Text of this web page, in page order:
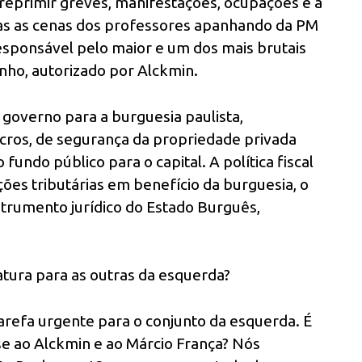
as cenas dos professores apanhando da PM
pelo maior e um dos mais brutais
autorizado por Alckmin.
para a burguesia paulista,
de segurança da propriedade privada
fundo público para o capital. A política fiscal
tributárias em benefício da burguesia, o
jurídico do Estado Burguês,
para as outras da esquerda?
urgente para o conjunto da esquerda. É
ao Alckmin e ao Márcio França? Nós